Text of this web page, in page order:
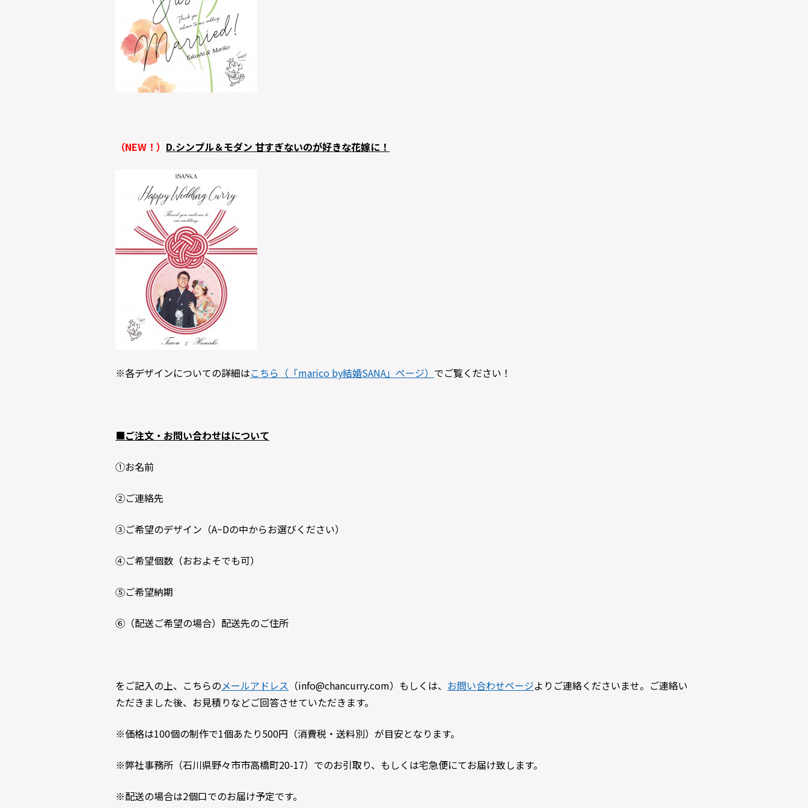
（NEW！） D.シンプル＆モダン 甘すぎないのが好きな花嫁に！
※各デザインについての詳細はこちら（「marico by結婚SANA」ページ） でご覧ください！
■ご注文・お問い合わせはについて
①お名前
②ご連絡先
③ご希望のデザイン（A~Dの中からお選びください）
④ご希望個数（おおよそでも可）
⑤ご希望納期
⑥（配送ご希望の場合）配送先のご住所
をご記入の上、こちらのメールアドレス （info@chancurry.com）もしくは、 お問い合わせページよりご連絡くださいませ。ご連絡い
ただきました後、お見積りなどご回答させていただきます。
※価格は100個の制作で1個あたり500円（消費税・送料別）が目安となります。
※弊社事務所（石川県野々市市高橋町20-17）でのお引取り、もしくは宅急便にてお届け致します。
※配送の場合は2個口でのお届け予定です。